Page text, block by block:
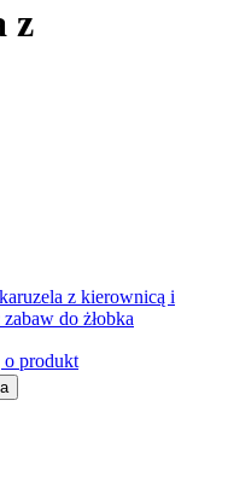
z
karuzela z kierownicą i
do żłobka
o produkt